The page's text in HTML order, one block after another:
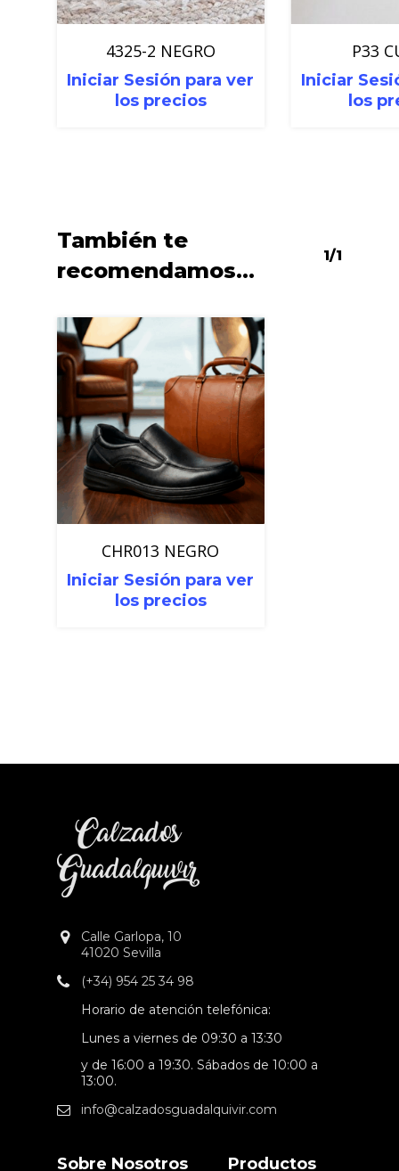
4325-2 NEGRO
Iniciar Sesión para ver
los precios
P33
Iniciar
los
También te
recomendamos…
1/1
CHR013 NEGRO
Iniciar Sesión para ver
los precios
Calle Garlopa, 10
41020 Sevilla
(+34) 954 25 34 98
Horario de atención telefónica:
Lunes a viernes de 09:30 a 13:30
y de 16:00 a 19:30. Sábados de 10:00 a
13:00.
info@calzadosguadalquivir.com
Sobre Nosotros Productos